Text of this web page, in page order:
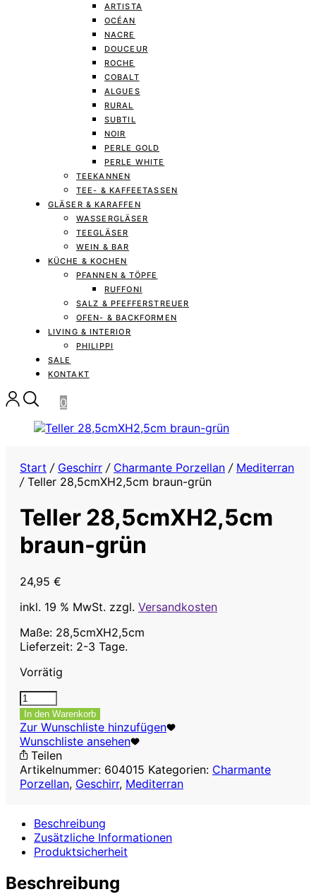
ARTISTA
OCÉAN
NACRE
DOUCEUR
ROCHE
COBALT
ALGUES
RURAL
SUBTIL
NOIR
PERLE GOLD
PERLE WHITE
TEEKANNEN
TEE- & KAFFEETASSEN
GLÄSER & KARAFFEN
WASSERGLÄSER
TEEGLÄSER
WEIN & BAR
KÜCHE & KOCHEN
PFANNEN & TÖPFE
RUFFONI
SALZ & PFEFFERSTREUER
OFEN- & BACKFORMEN
LIVING & INTERIOR
PHILIPPI
SALE
KONTAKT
0
Start / Geschirr / Charmante Porzellan / Mediterran
/Teller 28,5cmXH2,5cm braun-grün
Teller 28,5cmXH2,5cm
braun-grün
24,95 €
inkl. 19 % MwSt. zzgl. Versandkosten
Maße: 28,5cmXH2,5cm
Lieferzeit: 2-3 Tage.
Vorrätig
Teller
28,5cmXH2,5cm
braun-
grün
Menge
In den Warenkorb
Zur Wunschliste hinzufügen
Wunschliste ansehen
Teilen
Artikelnummer: 604015 Kategorien: Charmante
Porzellan, Geschirr, Mediterran
Beschreibung
Zusätzliche Informationen
Produktsicherheit
Beschreibung